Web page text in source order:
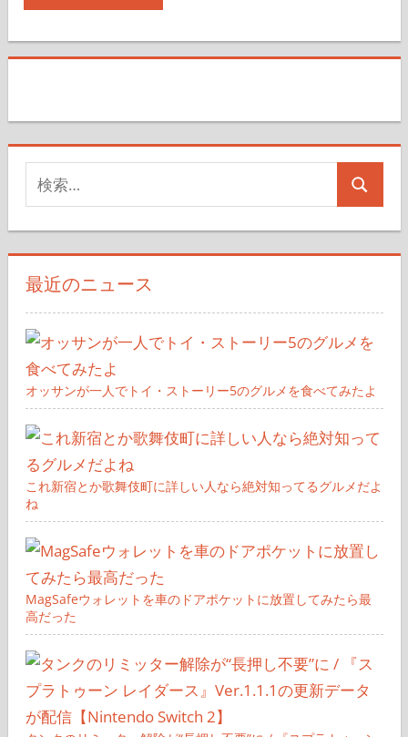
検
象:
オッサンが一人でトイ・ストーリー5のグルメを食べてみたよ
これ新宿とか歌舞伎町に詳しい人なら絶対知ってるグルメだよ
ね
MagSafeウォレットを車のドアポケットに放置してみたら最
高だった